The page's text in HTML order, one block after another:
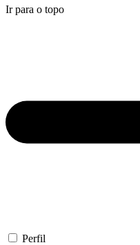
Ir para o topo
Perfil